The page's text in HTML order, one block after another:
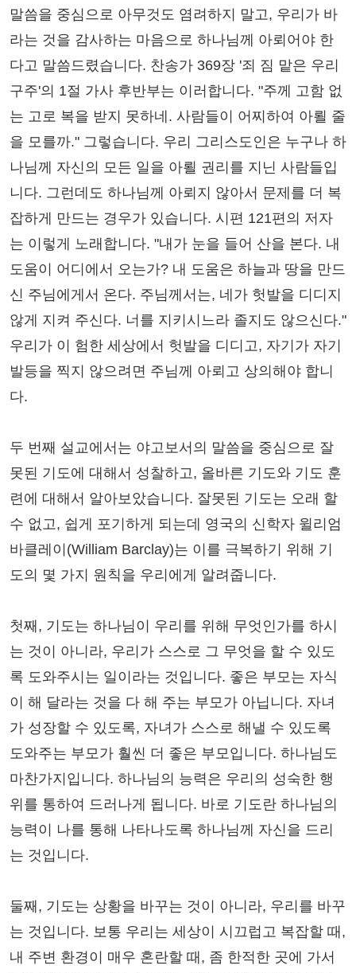
말씀을 중심으로 아무것도 염려하지 말고, 우리가 바
라는 것을 감사하는 마음으로 하나님께 아뢰어야 한
다고 말씀드렸습니다. 찬송가 369장 '죄 짐 맡은 우리
구주'의 1절 가사 후반부는 이러합니다. "주께 고함 없
는 고로 복을 받지 못하네. 사람들이 어찌하여 아뢸 줄
을 모를까." 그렇습니다. 우리 그리스도인은 누구나 하
나님께 자신의 모든 일을 아뢸 권리를 지닌 사람들입
니다. 그런데도 하나님께 아뢰지 않아서 문제를 더 복
잡하게 만드는 경우가 있습니다. 시편 121편의 저자
는 이렇게 노래합니다. "내가 눈을 들어 산을 본다. 내
도움이 어디에서 오는가? 내 도움은 하늘과 땅을 만드
신 주님에게서 온다. 주님께서는, 네가 헛발을 디디지
않게 지켜 주신다. 너를 지키시느라 졸지도 않으신다."
우리가 이 험한 세상에서 헛발을 디디고, 자기가 자기
발등을 찍지 않으려면 주님께 아뢰고 상의해야 합니
다.
두 번째 설교에서는 야고보서의 말씀을 중심으로 잘
못된 기도에 대해서 성찰하고, 올바른 기도와 기도 훈
련에 대해서 알아보았습니다. 잘못된 기도는 오래 할
수 없고, 쉽게 포기하게 되는데 영국의 신학자 윌리엄
바클레이(William Barclay)는 이를 극복하기 위해 기
도의 몇 가지 원칙을 우리에게 알려줍니다.
첫째, 기도는 하나님이 우리를 위해 무엇인가를 하시
는 것이 아니라, 우리가 스스로 그 무엇을 할 수 있도
록 도와주시는 일이라는 것입니다. 좋은 부모는 자식
이 해 달라는 것을 다 해 주는 부모가 아닙니다. 자녀
가 성장할 수 있도록, 자녀가 스스로 해낼 수 있도록
도와주는 부모가 훨씬 더 좋은 부모입니다. 하나님도
마찬가지입니다. 하나님의 능력은 우리의 성숙한 행
위를 통하여 드러나게 됩니다. 바로 기도란 하나님의
능력이 나를 통해 나타나도록 하나님께 자신을 드리
는 것입니다.
둘째, 기도는 상황을 바꾸는 것이 아니라, 우리를 바꾸
는 것입니다. 보통 우리는 세상이 시끄럽고 복잡할 때,
내 주변 환경이 매우 혼란할 때, 좀 한적한 곳에 가서